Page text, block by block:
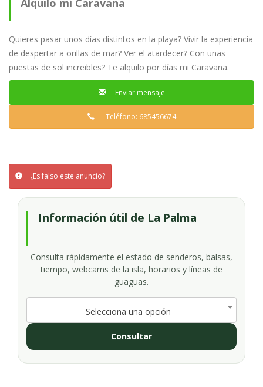
Alquilo mi Caravana
Quieres pasar unos días distintos en la playa? Vivir la experiencia
de despertar a orillas de mar? Ver el atardecer? Con unas
puestas de sol increibles? Te alquilo por días mi Caravana.
Enviar mensaje
Teléfono: 685456674
¿Es falso este anuncio?
Información útil de La Palma
Consulta rápidamente el estado de senderos, balsas,
tiempo, webcams de la isla, horarios y líneas de
guaguas.
Selecciona una opción
Consultar